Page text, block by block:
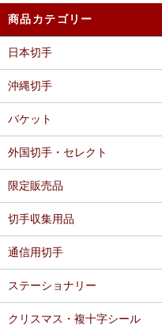
商品カテゴリー
日本切手
沖縄切手
パケット
外国切手・セレクト
限定販売品
切手収集用品
通信用切手
ステーショナリー
クリスマス・複十字シール